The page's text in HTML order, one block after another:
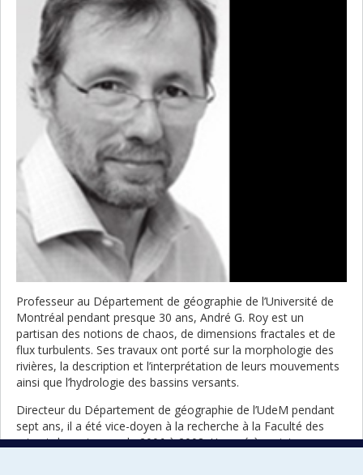
Professeur au Département de géographie de l’Université de
Montréal pendant presque 30 ans, André G. Roy est un
partisan des notions de chaos, de dimensions fractales et de
flux turbulents. Ses travaux ont porté sur la morphologie des
rivières, la description et l’interprétation de leurs mouvements
ainsi que l’hydrologie des bassins versants.
Directeur du Département de géographie de l’UdeM pendant
sept ans, il a été vice-doyen à la recherche à la Faculté des
arts et des sciences de 2006 à 2008. Honoré à maintes